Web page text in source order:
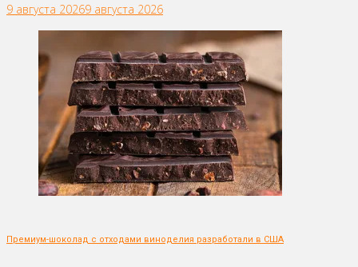
9 августа 20269 августа 2026
Премиум-шоколад с отходами виноделия разработали в США